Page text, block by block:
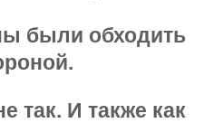
были обходить
так. И также как